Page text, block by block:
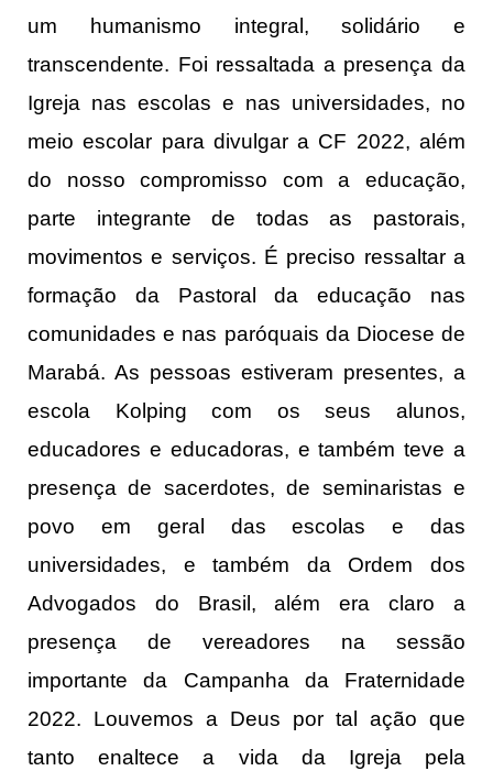
um humanismo integral, solidário e
transcendente. Foi ressaltada a presença da
Igreja nas escolas e nas universidades, no
meio escolar para divulgar a CF 2022, além
do nosso compromisso com a educação,
parte integrante de todas as pastorais,
movimentos e serviços. É preciso ressaltar a
formação da Pastoral da educação nas
comunidades e nas paróquais da Diocese de
Marabá. As pessoas estiveram presentes, a
escola Kolping com os seus alunos,
educadores e educadoras, e também teve a
presença de sacerdotes, de seminaristas e
povo em geral das escolas e das
universidades, e também da Ordem dos
Advogados do Brasil, além era claro a
presença de vereadores na sessão
importante da Campanha da Fraternidade
2022. Louvemos a Deus por tal ação que
tanto enaltece a vida da Igreja pela